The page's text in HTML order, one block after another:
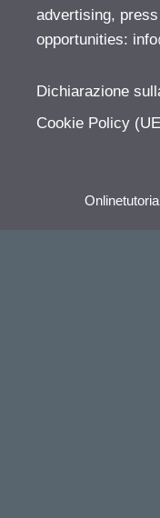
advertising,
opportunities:
Dichiarazione
Cookie Policy